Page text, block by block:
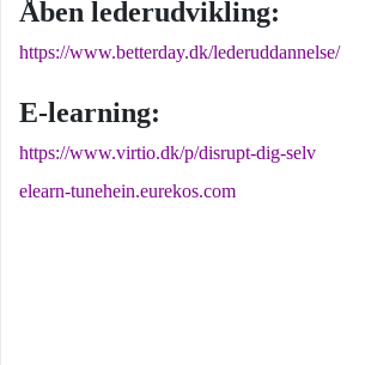
Åben lederudvikling:
https://www.betterday.dk/lederuddannelse/
E-learning:
https://www.virtio.dk/p/disrupt-dig-selv
elearn-tunehein.eurekos.com